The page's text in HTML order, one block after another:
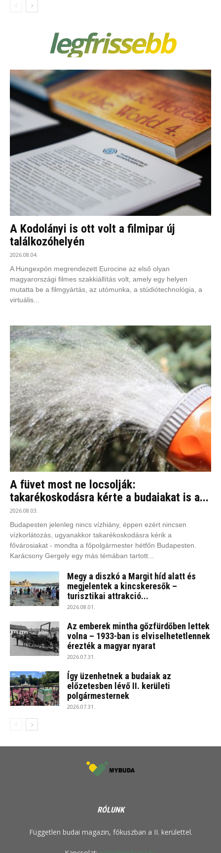
legfrissebb
A Kodolányi is ott volt a filmipar új
találkozóhelyén
2026.08.04.
A Hungexpón megrendezett Eurocine az első olyan
magyarországi filmes szakkiállítás volt, amely egy helyen
mutatta be a filmgyártás, az utómunka, a stúdiótechnológia, a
virtuális...
A füvet most ne locsolják:
takarékoskodásra kérte a budaiakat is a...
2026.08.03.
Budapesten jelenleg nincs vízhiány, éppen ezért nincsen
vízkorlátozás, ugyanakkor takarékoskodásra kérik a
fővárosiakat - mondta a főpolgármester hétfőn Budapesten.
Karácsony Gergely egy más témában tartott...
Megy a diszkó a Margit híd alatt és
megjelentek a kincskeresők –
turisztikai attrakció...
2026.08.01.
Az emberek mintha gőzfürdőben lettek
volna – 1933-ban is elviselhetetlennek
érezték a magyar nyarat
2026.07.31.
Így üzenhetnek a budaiak az
előzetesben lévő II. kerületi
polgármesternek
2026.07.31.
RÓLUNK
Független budai magazin, fókuszban a II. kerülettel.